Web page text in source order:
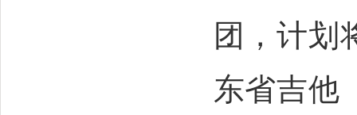
团，计划
东省吉他